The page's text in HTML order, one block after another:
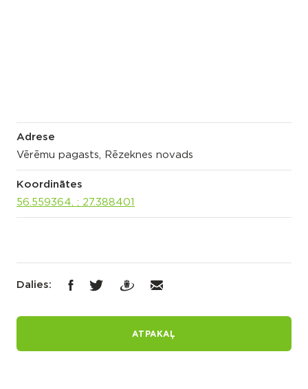
Adrese
Vērēmu pagasts, Rēzeknes novads
Koordinātes
56.559364, ; 27.388401
Dalies:
ATPAKAĻ